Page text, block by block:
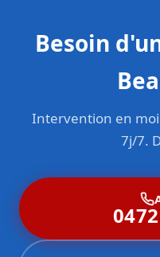
Besoin
Intervention en
7j/7.